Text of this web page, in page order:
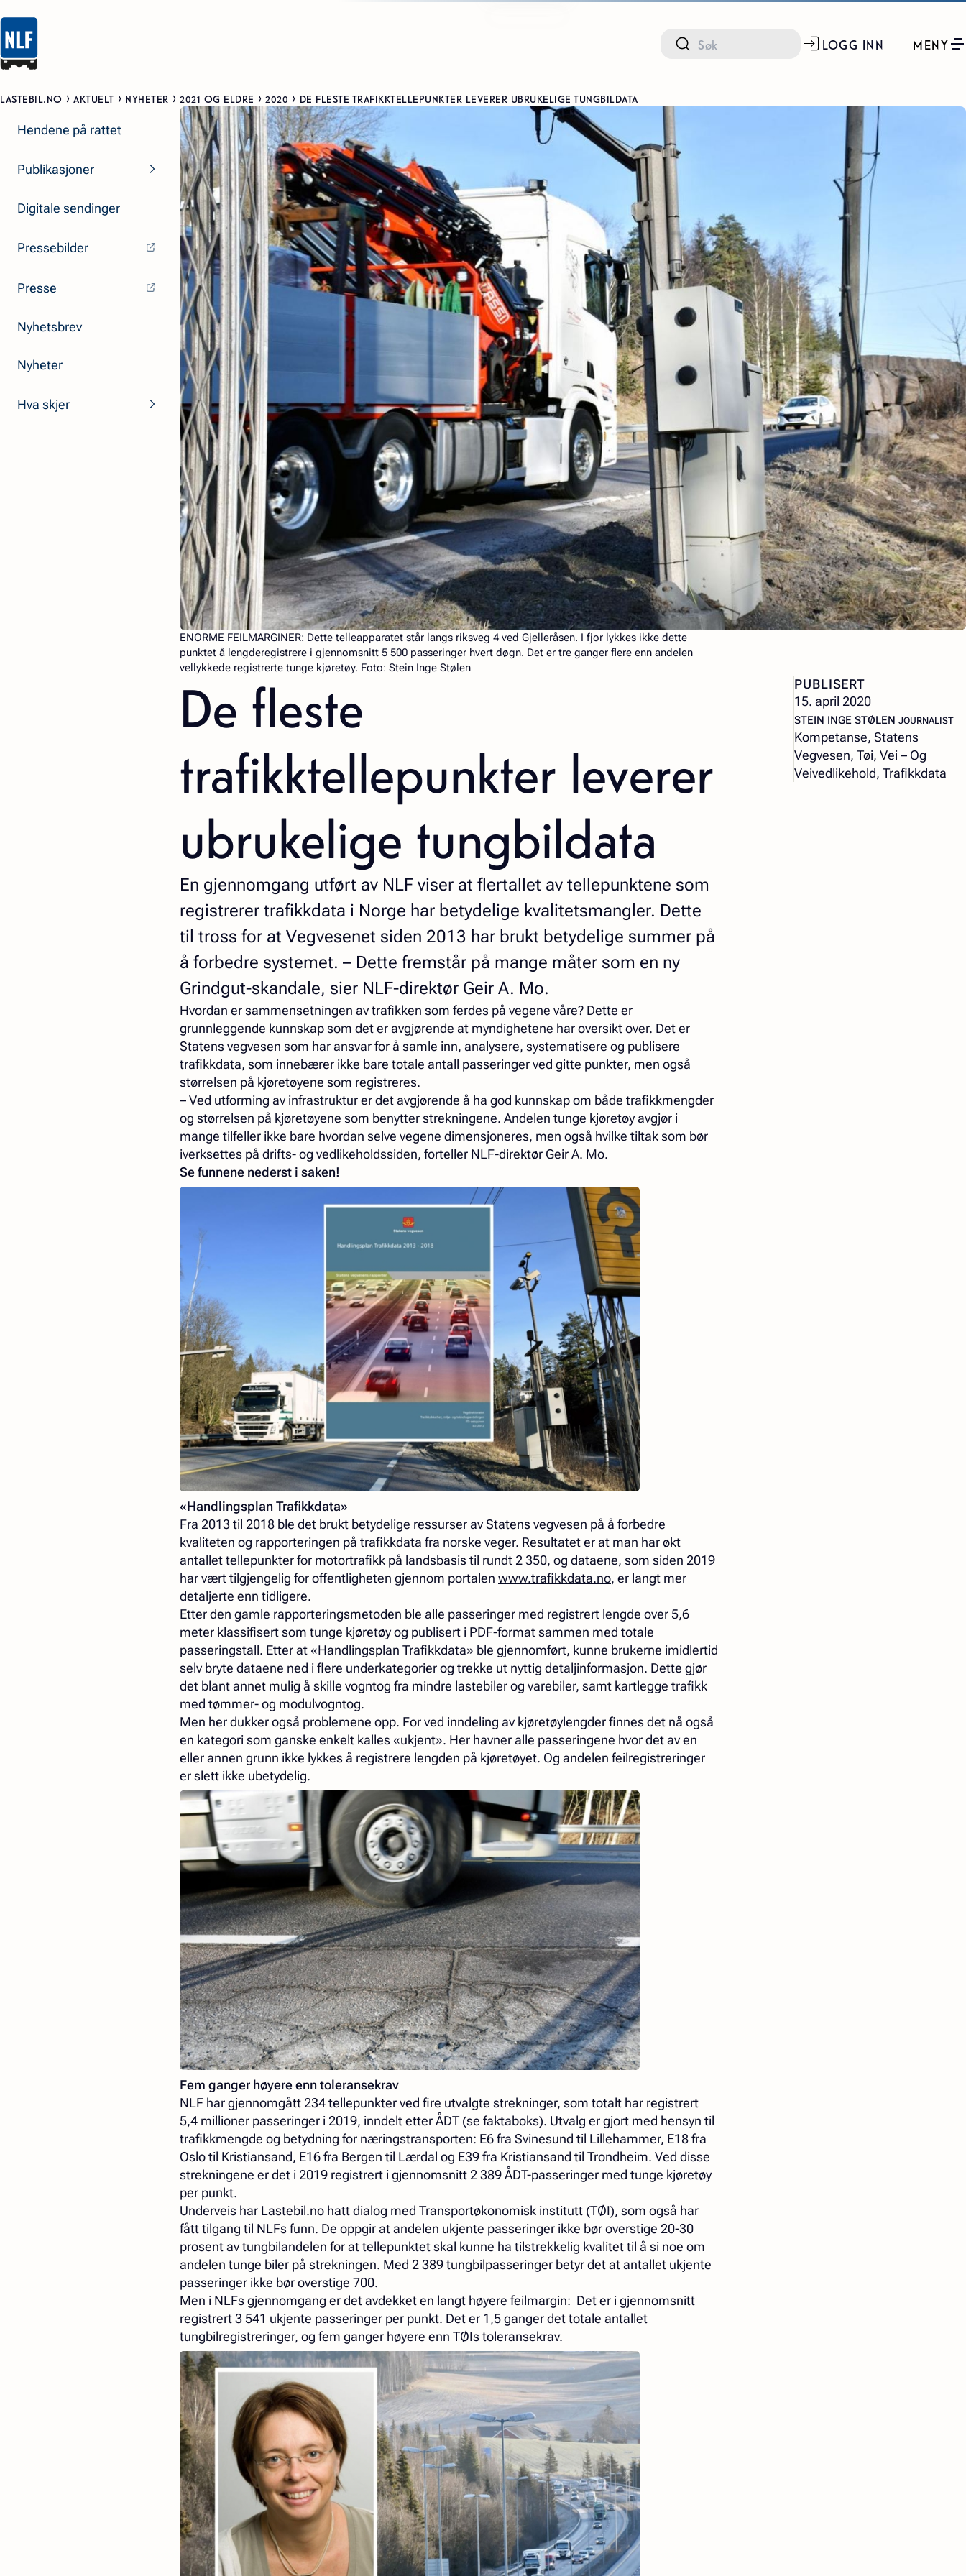
LOGG INN MENY
LASTEBIL.NO AKTUELT NYHETER 2021 OG ELDRE 2020 DE FLESTE TRAFIKKTELLEPUNKTER LEVERER UBRUKELIGE TUNGBILDATA
Hendene på rattet
Publikasjoner
Digitale sendinger
Pressebilder
Presse
Nyhetsbrev
Nyheter
Hva skjer
ENORME FEILMARGINER: Dette telleapparatet står langs riksveg 4 ved Gjelleråsen. I fjor lykkes ikke dette
punktet å lengderegistrere i gjennomsnitt 5 500 passeringer hvert døgn. Det er tre ganger flere enn andelen
vellykkede registrerte tunge kjøretøy. Foto: Stein Inge Stølen
De fleste
trafikktellepunkter leverer
ubrukelige tungbildata
En gjennomgang utført av NLF viser at flertallet av tellepunktene som
registrerer trafikkdata i Norge har betydelige kvalitetsmangler. Dette
til tross for at Vegvesenet siden 2013 har brukt betydelige summer på
å forbedre systemet. – Dette fremstår på mange måter som en ny
Grindgut-skandale, sier NLF-direktør Geir A. Mo.
Hvordan er sammensetningen av trafikken som ferdes på vegene våre? Dette er
grunnleggende kunnskap som det er avgjørende at myndighetene har oversikt over. Det er
Statens vegvesen som har ansvar for å samle inn, analysere, systematisere og publisere
trafikkdata, som innebærer ikke bare totale antall passeringer ved gitte punkter, men også
størrelsen på kjøretøyene som registreres.
– Ved utforming av infrastruktur er det avgjørende å ha god kunnskap om både trafikkmengder
og størrelsen på kjøretøyene som benytter strekningene. Andelen tunge kjøretøy avgjør i
mange tilfeller ikke bare hvordan selve vegene dimensjoneres, men også hvilke tiltak som bør
iverksettes på drifts- og vedlikeholdssiden, forteller NLF-direktør Geir A. Mo.
Se funnene nederst i saken!
«Handlingsplan Trafikkdata»
Fra 2013 til 2018 ble det brukt betydelige ressurser av Statens vegvesen på å forbedre
kvaliteten og rapporteringen på trafikkdata fra norske veger. Resultatet er at man har økt
antallet tellepunkter for motortrafikk på landsbasis til rundt 2 350, og dataene, som siden 2019
har vært tilgjengelig for offentligheten gjennom portalen www.trafikkdata.no, er langt mer
detaljerte enn tidligere.
Etter den gamle rapporteringsmetoden ble alle passeringer med registrert lengde over 5,6
meter klassifisert som tunge kjøretøy og publisert i PDF-format sammen med totale
passeringstall. Etter at «Handlingsplan Trafikkdata» ble gjennomført, kunne brukerne imidlertid
selv bryte dataene ned i flere underkategorier og trekke ut nyttig detaljinformasjon. Dette gjør
det blant annet mulig å skille vogntog fra mindre lastebiler og varebiler, samt kartlegge trafikk
med tømmer- og modulvogntog.
Men her dukker også problemene opp. For ved inndeling av kjøretøylengder finnes det nå også
en kategori som ganske enkelt kalles «ukjent». Her havner alle passeringene hvor det av en
eller annen grunn ikke lykkes å registrere lengden på kjøretøyet. Og andelen feilregistreringer
er slett ikke ubetydelig.
Fem ganger høyere enn toleransekrav
NLF har gjennomgått 234 tellepunkter ved fire utvalgte strekninger, som totalt har registrert
5,4 millioner passeringer i 2019, inndelt etter ÅDT (se faktaboks). Utvalg er gjort med hensyn til
trafikkmengde og betydning for næringstransporten: E6 fra Svinesund til Lillehammer, E18 fra
Oslo til Kristiansand, E16 fra Bergen til Lærdal og E39 fra Kristiansand til Trondheim. Ved disse
strekningene er det i 2019 registrert i gjennomsnitt 2 389 ÅDT-passeringer med tunge kjøretøy
per punkt.
Underveis har Lastebil.no hatt dialog med Transportøkonomisk institutt (TØI), som også har
fått tilgang til NLFs funn. De oppgir at andelen ukjente passeringer ikke bør overstige 20-30
prosent av tungbilandelen for at tellepunktet skal kunne ha tilstrekkelig kvalitet til å si noe om
andelen tunge biler på strekningen. Med 2 389 tungbilpasseringer betyr det at antallet ukjente
passeringer ikke bør overstige 700.
Men i NLFs gjennomgang er det avdekket en langt høyere feilmargin: Det er i gjennomsnitt
registrert 3 541 ukjente passeringer per punkt. Det er 1,5 ganger det totale antallet
tungbilregistreringer, og fem ganger høyere enn TØIs toleransekrav.
PUBLISERT
15. april 2020
STEIN INGE STØLEN –
JOURNALIST
Kompetanse, Statens
Vegvesen, Tøi, Vei – Og
Veivedlikehold, Trafikkdata